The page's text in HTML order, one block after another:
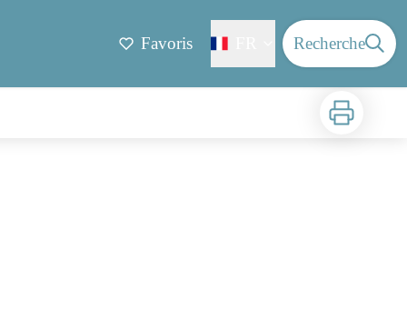
Favoris Recherche
Imprimer